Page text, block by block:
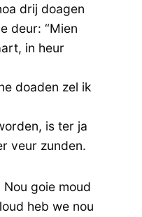
drij doagen
deur: “Mien
in heur
doaden zel ik
is ter ja
veur zunden.
goie moud
heb we nou